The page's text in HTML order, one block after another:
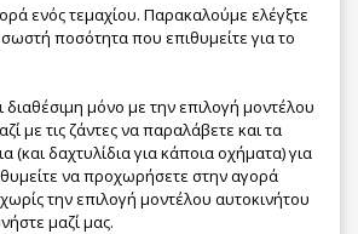
ενός τεμαχίου. Παρακαλούμε ελέγξτε
σωστή ποσότητα που επιθυμείτε για το
διαθέσιμη μόνο με την επιλογή μοντέλου
με τις ζάντες να παραλάβετε και τα
(και δαχτυλίδια για κάποια οχήματα) για
να προχωρήσετε στην αγορά
την επιλογή μοντέλου αυτοκινήτου
μαζί μας.